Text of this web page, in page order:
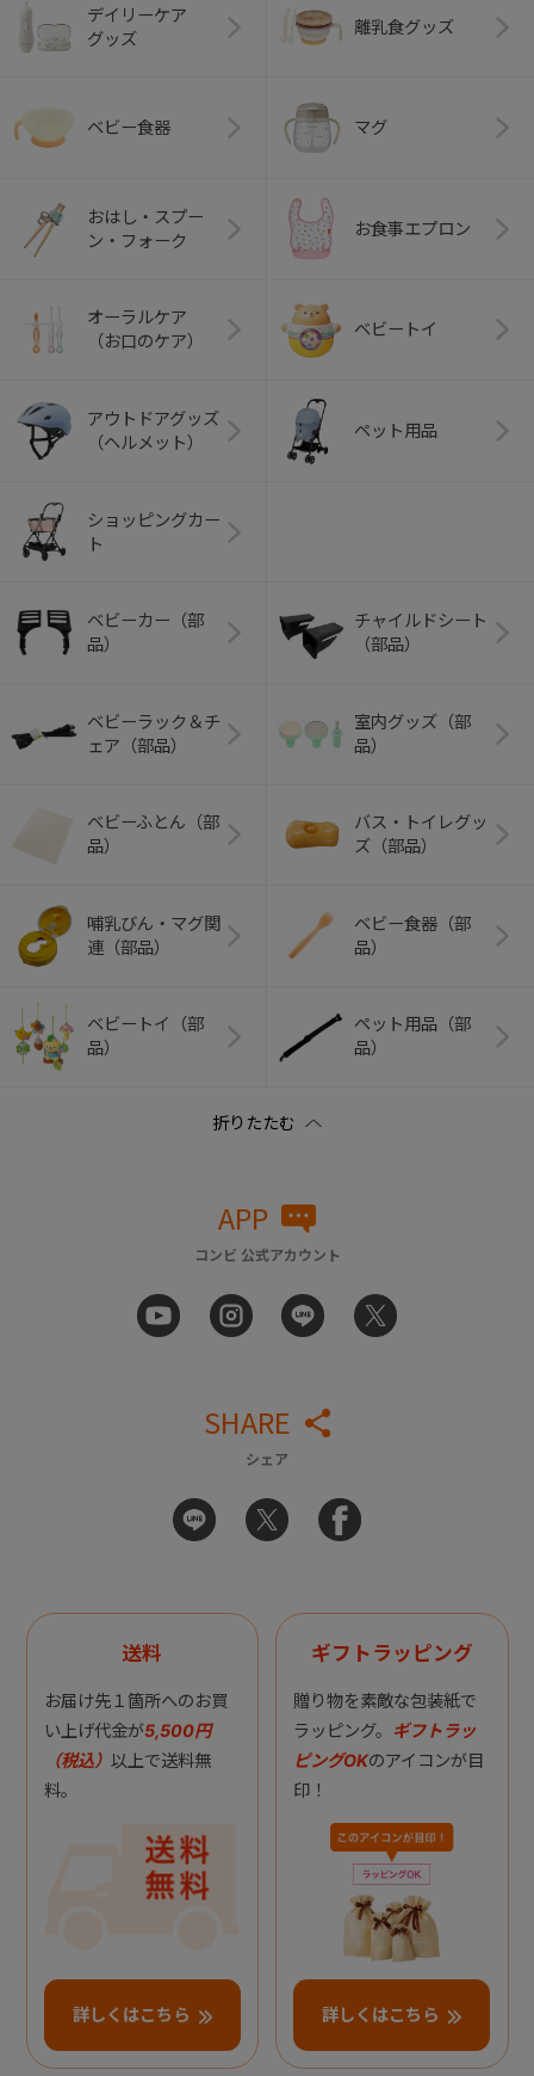
デイリーケア
グッズ
離乳食グッズ
ベビー食器 マグ
おはし・スプー
ン・フォーク
お食事エプロン
オーラルケア
（お口のケア）
ベビートイ
アウトドアグッズ
（ヘルメット）
ペット用品
ショッピングカー
ト
ベビーカー（部
品）
チャイルドシート
（部品）
ベビーラック＆チ
ェア（部品）
室内グッズ（部
品）
ベビーふとん（部
品）
バス・トイレグッ
ズ（部品）
哺乳びん・マグ関
連（部品）
ベビー食器（部
品）
ベビートイ（部
品）
ペット用品（部
品）
APP
コンビ 公式アカウント
SHARE
シェア
送料
お届け先１箇所へのお買
い上げ代金が5,500円
（税込） 以上で送料無
料。
詳しくはこちら
ギフトラッピング
贈り物を素敵な包装紙で
ラッピング。 ギフトラッ
ピングOKのアイコンが目
印！
詳しくはこちら